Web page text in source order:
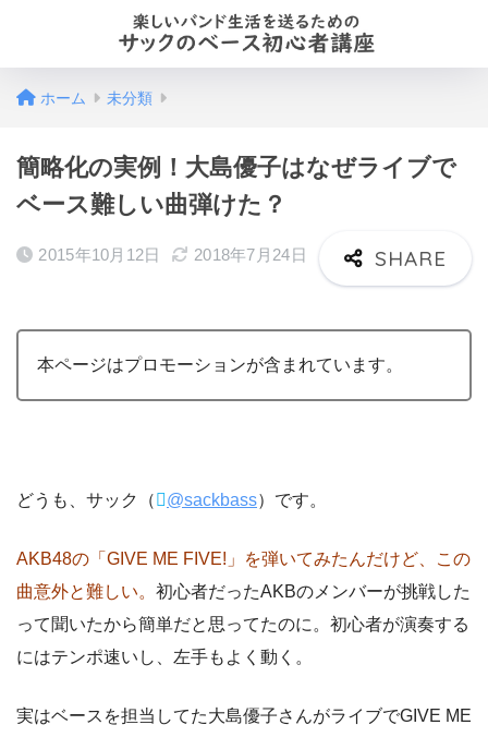
ホーム 未分類
簡略化の実例！大島優子はなぜライブで
ベース難しい曲弾けた？
2015年10月12日 2018年7月24日
本ページはプロモーションが含まれています。
どうも、サック（ @sackbass）です。
AKB48の「GIVE ME FIVE!」を弾いてみたんだけど、この
曲意外と難しい。 初心者だったAKBのメンバーが挑戦した
って聞いたから簡単だと思ってたのに。初心者が演奏する
にはテンポ速いし、左手もよく動く。
実はベースを担当してた大島優子さんがライブでGIVE ME